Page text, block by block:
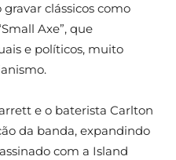
clássicos como
Axe”, que
e políticos, muito
e o baterista Carlton
da banda, expandindo
com a Island